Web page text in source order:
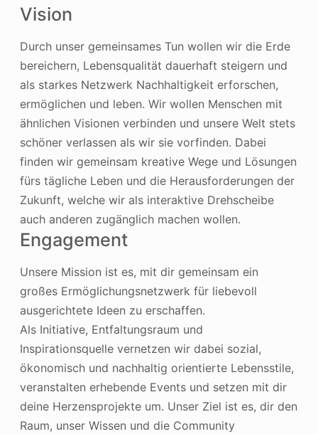
Vision
Durch unser gemeinsames Tun wollen wir die Erde
bereichern, Lebensqualität dauerhaft steigern und
als starkes Netzwerk Nachhaltigkeit erforschen,
ermöglichen und leben. Wir wollen Menschen mit
ähnlichen Visionen verbinden und unsere Welt stets
schöner verlassen als wir sie vorfinden. Dabei
finden wir gemeinsam kreative Wege und Lösungen
fürs tägliche Leben und die Herausforderungen der
Zukunft, welche wir als interaktive Drehscheibe
auch anderen zugänglich machen wollen.
Engagement
Unsere Mission ist es, mit dir gemeinsam ein
großes Ermöglichungsnetzwerk für liebevoll
ausgerichtete Ideen zu erschaffen.
Als Initiative, Entfaltungsraum und
Inspirationsquelle vernetzen wir dabei sozial,
ökonomisch und nachhaltig orientierte Lebensstile,
veranstalten erhebende Events und setzen mit dir
deine Herzensprojekte um. Unser Ziel ist es, dir den
Raum, unser Wissen und die Community